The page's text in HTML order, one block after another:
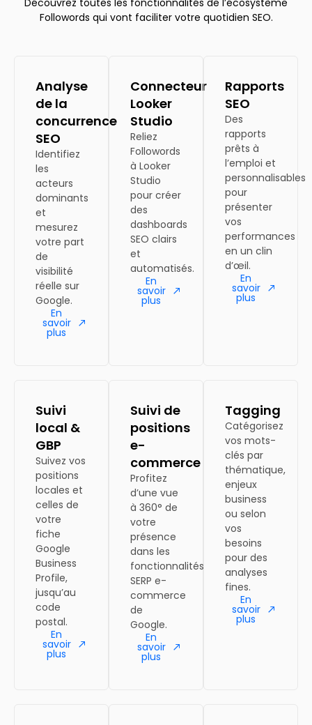
Followords qui vont faciliter votre quotidien SEO.
Analyse
de la
concurrence
SEO
Identifiez
les
acteurs
dominants
et
mesurez
votre part
de
visibilité
réelle sur
Google.
En
savoir
plus
Connecteur
Looker
Studio
Reliez
Followords
à Looker
Studio
pour créer
des
dashboards
SEO clairs
et
automatisés.
En
savoir
plus
Rapports
SEO
Des
rapports
prêts à
l’emploi et
personnalisables
pour
présenter
vos
performances
en un clin
d’œil.
En
savoir
plus
Suivi
local &
GBP
Suivez vos
positions
locales et
celles de
votre
fiche
Google
Business
Profile,
jusqu’au
code
postal.
En
savoir
plus
Suivi de
positions
e-
commerce
Profitez
d’une vue
à 360° de
votre
présence
dans les
fonctionnalités
SERP e-
commerce
de
Google.
En
savoir
plus
Tagging
Catégorisez
vos mots-
clés par
thématique,
enjeux
business
ou selon
vos
besoins
pour des
analyses
fines.
En
savoir
plus